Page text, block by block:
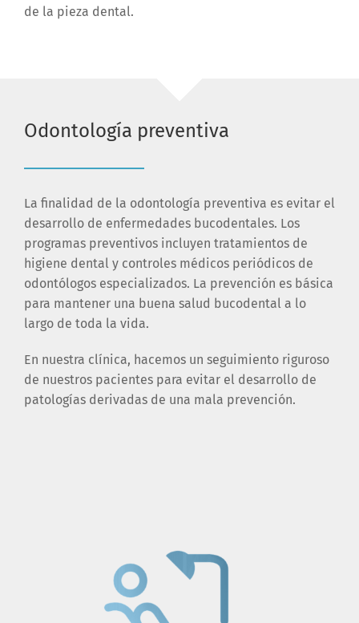
de la pieza dental.
Odontología preventiva
La finalidad de la odontología preventiva es evitar el
desarrollo de enfermedades bucodentales. Los
programas preventivos incluyen tratamientos de
higiene dental y controles médicos periódicos de
odontólogos especializados. La prevención es básica
para mantener una buena salud bucodental a lo
largo de toda la vida.
En nuestra clínica, hacemos un seguimiento riguroso
de nuestros pacientes para evitar el desarrollo de
patologías derivadas de una mala prevención.